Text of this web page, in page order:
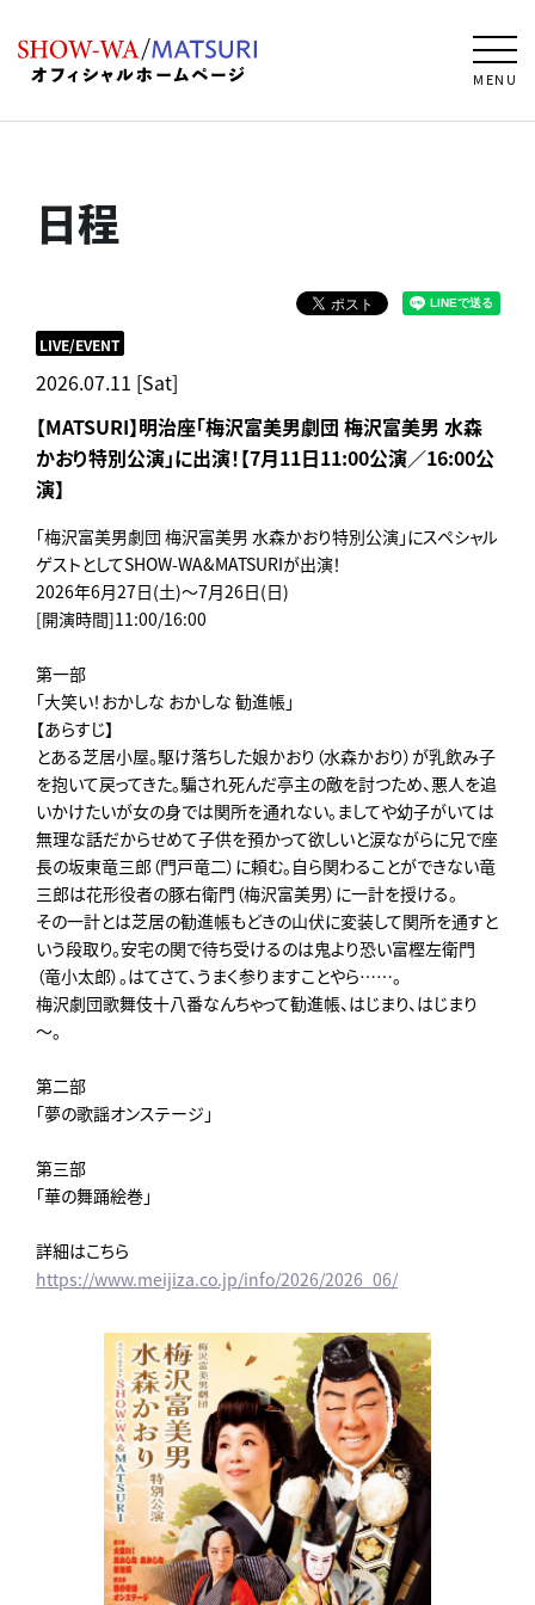
MENU
日程
2026.07.11 [Sat]
LIVE/EVENT
【MATSURI】明治座「梅沢富美男劇団 梅沢富美男 水森
かおり特別公演」に出演！【7月11日11:00公演／16:00公
演】
「梅沢富美男劇団 梅沢富美男 水森かおり特別公演」にスペシャル
ゲストとしてSHOW-WA&MATSURIが出演！
2026年6月27日(土)～7月26日(日)
[開演時間]11:00/16:00
第一部
「大笑い！おかしな おかしな 勧進帳」
【あらすじ】
とある芝居小屋。駆け落ちした娘かおり（水森かおり）が乳飲み子
を抱いて戻ってきた。騙され死んだ亭主の敵を討つため、悪人を追
いかけたいが女の身では関所を通れない。ましてや幼子がいては
無理な話だからせめて子供を預かって欲しいと涙ながらに兄で座
長の坂東竜三郎（門戸竜二）に頼む。自ら関わることができない竜
三郎は花形役者の豚右衛門（梅沢富美男）に一計を授ける。
その一計とは芝居の勧進帳もどきの山伏に変装して関所を通すと
いう段取り。安宅の関で待ち受けるのは鬼より恐い富樫左衛門
（竜小太郎）。はてさて、うまく参りますことやら……。
梅沢劇団歌舞伎十八番なんちゃって勧進帳、はじまり、はじまり
～。
第二部
「夢の歌謡オンステージ」
第三部
「華の舞踊絵巻」
詳細はこちら
https://www.meijiza.co.jp/info/2026/2026_06/